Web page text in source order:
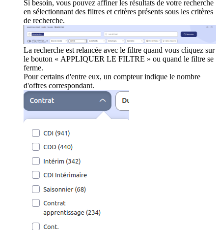
Si besoin, vous pouvez affiner les résultats de votre recherche
en sélectionnant des filtres et critères présents sous les critères
de recherche.
La recherche est relancée avec le filtre quand vous cliquez sur
le bouton « APPLIQUER LE FILTRE » ou quand le filtre se
ferme.
Pour certains d'entre eux, un compteur indique le nombre
d'offres correspondant.